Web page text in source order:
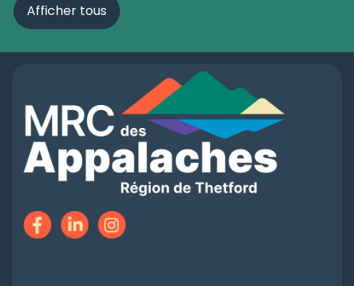
Afficher tous